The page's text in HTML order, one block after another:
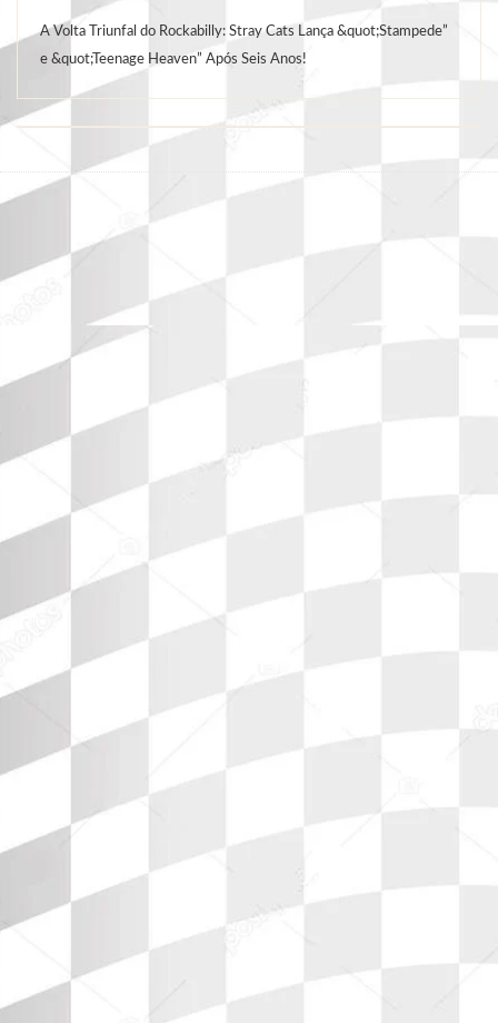
A Volta Triunfal do Rockabilly: Stray Cats Lança &quot;Stampede”
e &quot;Teenage Heaven” Após Seis Anos!